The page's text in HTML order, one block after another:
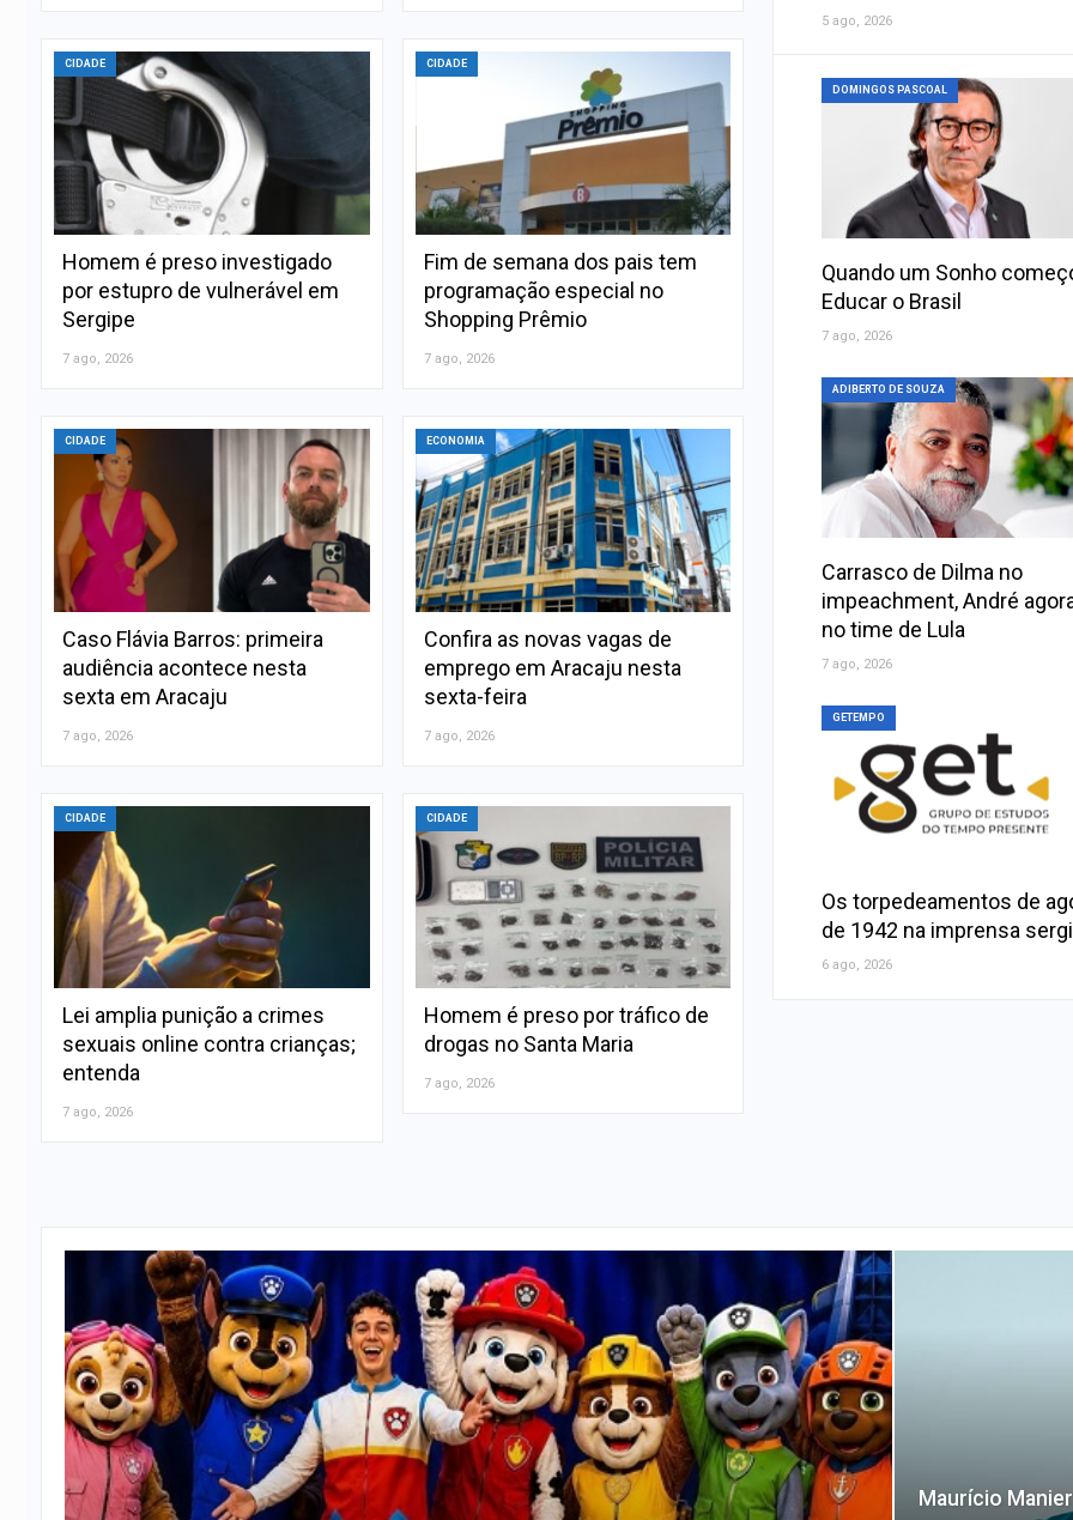
CIDADE
Homem é preso investigado
por estupro de vulnerável em
Sergipe
7 ago, 2026
CIDADE
Fim de semana dos pais tem
programação especial no
Shopping Prêmio
7 ago, 2026
CIDADE
Caso Flávia Barros: primeira
audiência acontece nesta
sexta em Aracaju
7 ago, 2026
ECONOMIA
Confira as novas vagas de
emprego em Aracaju nesta
sexta-feira
7 ago, 2026
CIDADE
Lei amplia punição a crimes
sexuais online contra crianças;
entenda
7 ago, 2026
CIDADE
Homem é preso por tráfico de
drogas no Santa Maria
7 ago, 2026
5 ago, 2026
DOMINGOS PASCOAL
Quando um Sonho
Educar o Brasil
7 ago, 2026
ADIBERTO DE SOUZA
Carrasco de Dilma no
impeachment, André
no time de Lula
7 ago, 2026
GETEMPO
Os torpedeamentos de
de 1942 na imprensa
6 ago, 2026
Maurício